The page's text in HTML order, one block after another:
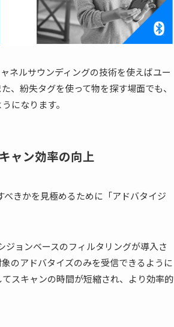
ネルサウンディングの技術を使えばユー
、紛失タグを使って物を探す場面でも、
になります。
ャン効率の向上
きかを見極めるために「アドバタイジ
ョンベースのフィルタリングが導入さ
のアドバタイズのみを受信できるように
スキャンの時間が短縮され、より効率的